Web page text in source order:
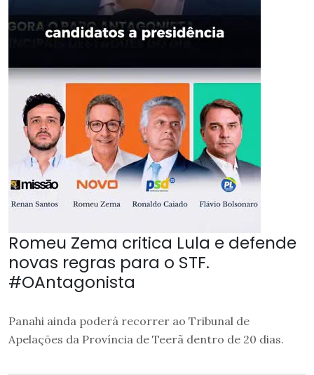
Romeu Zema critica Lula e defende
novas regras para o STF.
#OAntagonista
Panahi ainda poderá recorrer ao Tribunal de
Apelações da Província de Teerã dentro de 20 dias.